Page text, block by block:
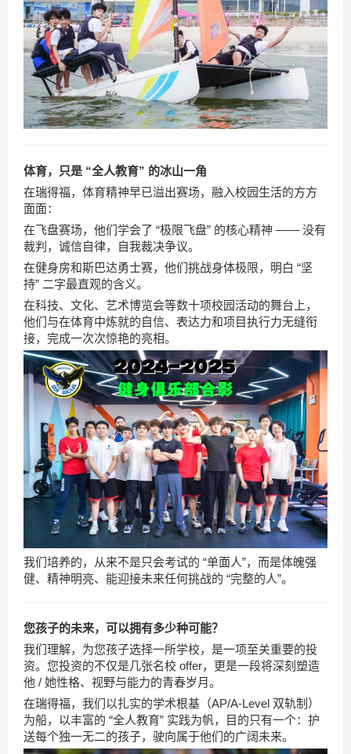
体育，只是 “全人教育” 的冰山一角
在瑞得福，体育精神早已溢出赛场，融入校园生活的方方
面面：
在飞盘赛场，他们学会了 “极限飞盘” 的核心精神 —— 没有
裁判，诚信自律，自我裁决争议。
在健身房和斯巴达勇士赛，他们挑战身体极限，明白 “坚
持” 二字最直观的含义。
在科技、文化、艺术博览会等数十项校园活动的舞台上，
他们与在体育中炼就的自信、表达力和项目执行力无缝衔
接，完成一次次惊艳的亮相。
我们培养的，从来不是只会考试的 “单面人”，而是体魄强
健、精神明亮、能迎接未来任何挑战的 “完整的人”。
您孩子的未来，可以拥有多少种可能？
我们理解，为您孩子选择一所学校，是一项至关重要的投
资。您投资的不仅是几张名校 offer，更是一段将深刻塑造
他 / 她性格、视野与能力的青春岁月。
在瑞得福，我们以扎实的学术根基（AP/A-Level 双轨制）
为船，以丰富的 “全人教育” 实践为帆，目的只有一个：护
送每个独一无二的孩子，驶向属于他们的广阔未来。